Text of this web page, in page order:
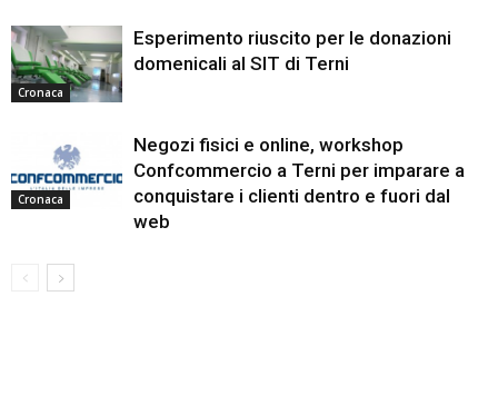
Cronaca
Esperimento riuscito per le donazioni
domenicali al SIT di Terni
Cronaca
Negozi fisici e online, workshop
Confcommercio a Terni per imparare a
conquistare i clienti dentro e fuori dal
web